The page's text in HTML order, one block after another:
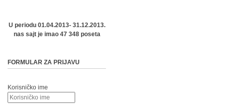
U periodu 01.04.2013- 31.12.2013.
nas sajt je imao 47 348 poseta
FORMULAR ZA PRIJAVU
Korisničko ime